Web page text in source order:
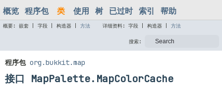
概览 程序包 类 使用 树 已过时 索引 帮助
概要: 嵌套 | 字段 | 构造器 | 方法 详细资料: 字段 | 构造器 | 方法
搜索:
程序包 org.bukkit.map
接口 MapPalette.MapColorCache